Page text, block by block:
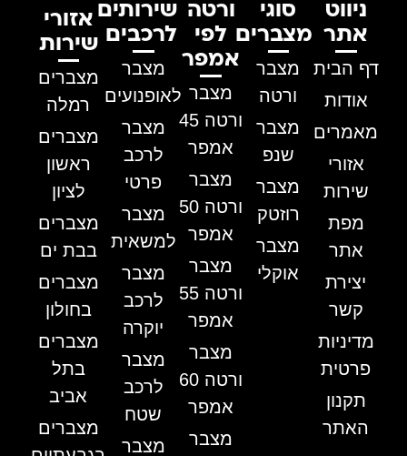
ניווט
אתר
דף הבית
אודות
מאמרים
אזורי
שירות
מפת
אתר
יצירת
קשר
מדיניות
פרטית
תקנון
האתר
סוגי
מצברים
מצבר
ורטה
מצבר
שנפ
מצבר
רוזטק
מצבר
אוקלי
ורטה
לפי
אמפר
מצבר
ורטה 45
אמפר
מצבר
ורטה 50
אמפר
מצבר
ורטה 55
אמפר
מצבר
ורטה 60
אמפר
מצבר
שירותים
לרכבים
מצבר
לאופנועים
מצבר
לרכב
פרטי
מצבר
למשאית
מצבר
לרכב
יוקרה
מצבר
לרכב
שטח
מצבר
אזורי
שירות
מצברים
רמלה
מצברים
ראשון
לציון
מצברים
בבת ים
מצברים
בחולון
מצברים
בתל
אביב
מצברים